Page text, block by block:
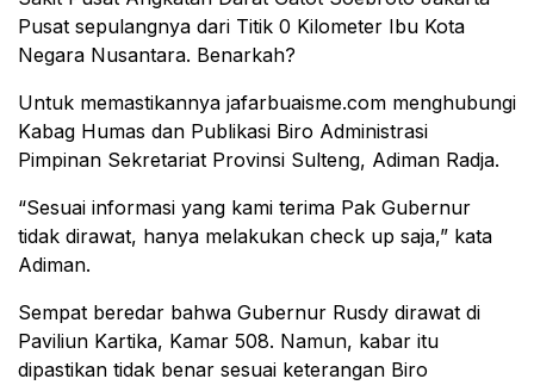
Pusat sepulangnya dari Titik 0 Kilometer Ibu Kota
Negara Nusantara. Benarkah?
Untuk memastikannya jafarbuaisme.com menghubungi
Kabag Humas dan Publikasi Biro Administrasi
Pimpinan Sekretariat Provinsi Sulteng, Adiman Radja.
“Sesuai informasi yang kami terima Pak Gubernur
tidak dirawat, hanya melakukan check up saja,” kata
Adiman.
Sempat beredar bahwa Gubernur Rusdy dirawat di
Paviliun Kartika, Kamar 508. Namun, kabar itu
dipastikan tidak benar sesuai keterangan Biro